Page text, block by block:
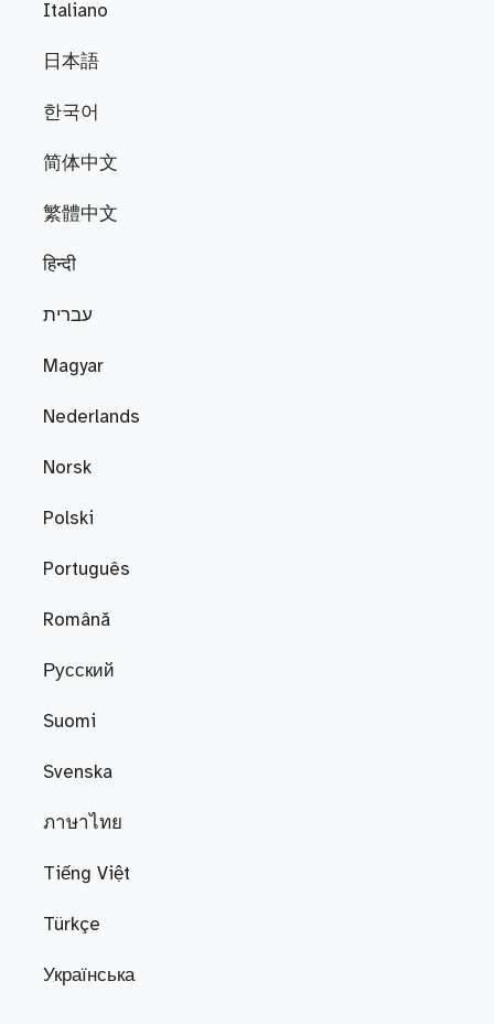
Italiano
日本語
한국어
简体中文
繁體中文
हिन्दी
עברית
Magyar
Nederlands
Norsk
Polski
Português
Română
Русский
Suomi
Svenska
ภาษาไทย
Tiếng Việt
Türkçe
Українська